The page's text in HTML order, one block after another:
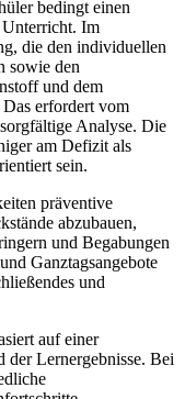
bedingt einen
Im
die den individuellen
sowie den
und dem
erfordert vom
Analyse. Die
am Defizit als
sein.
präventive
abzubauen,
und Begabungen
Ganztagsangebote
und
auf einer
der Lernergebnisse. Bei